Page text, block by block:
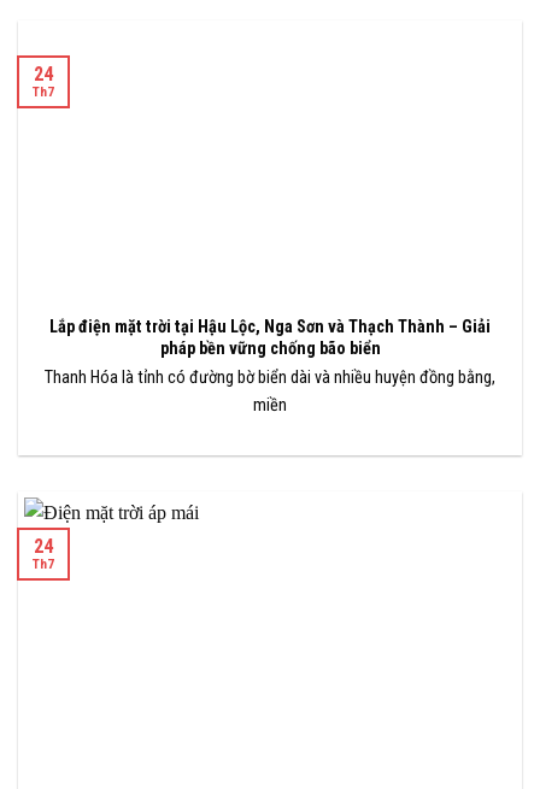
Lắp điện mặt trời tại Hậu Lộc, Nga Sơn và Thạch Thành – Giải
pháp bền vững chống bão biển
Thanh Hóa là tỉnh có đường bờ biển dài và nhiều huyện đồng bằng,
miền
24
Th7
24
Th7